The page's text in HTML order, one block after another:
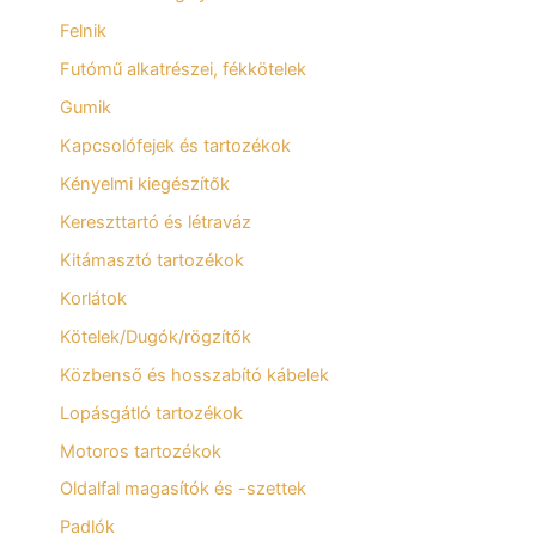
Felnik
Futómű alkatrészei, fékkötelek
Gumik
Kapcsolófejek és tartozékok
Kényelmi kiegészítők
Kereszttartó és létraváz
Kitámasztó tartozékok
Korlátok
Kötelek/Dugók/rögzítők
Közbenső és hosszabító kábelek
Lopásgátló tartozékok
Motoros tartozékok
Oldalfal magasítók és -szettek
Padlók